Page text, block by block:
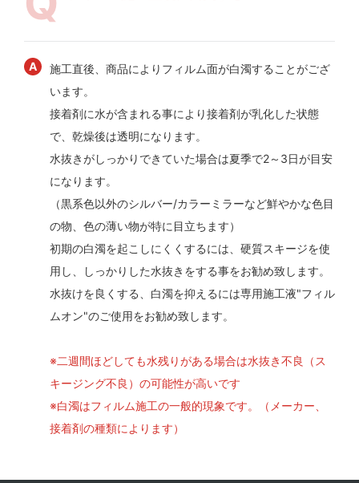
施工直後、商品によりフィルム面が白濁することがござ
います。
接着剤に水が含まれる事により接着剤が乳化した状態
で、乾燥後は透明になります。
水抜きがしっかりできていた場合は夏季で2～3日が目安
になります。
（黒系色以外のシルバー/カラーミラーなど鮮やかな色目
の物、色の薄い物が特に目立ちます）
初期の白濁を起こしにくくするには、硬質スキージを使
用し、しっかりした水抜きをする事をお勧め致します。
水抜けを良くする、白濁を抑えるには専用施工液"フィル
ムオン"のご使用をお勧め致します。
※二週間ほどしても水残りがある場合は水抜き不良（ス
キージング不良）の可能性が高いです
※白濁はフィルム施工の一般的現象です。（メーカー、
接着剤の種類によります）